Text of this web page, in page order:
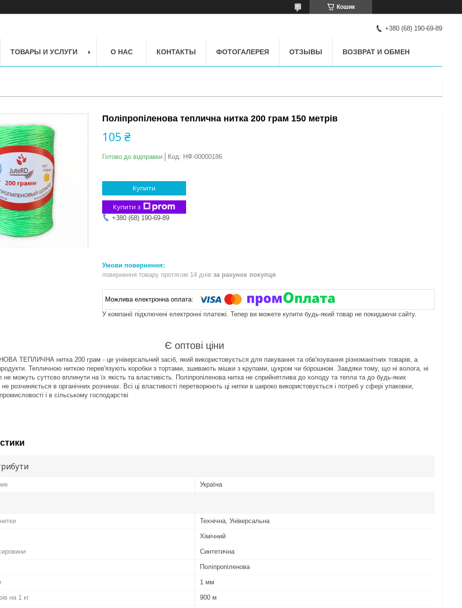
Кошик
+380 (68) 190-69-89
ТОВАРЫ И УСЛУГИ О НАС КОНТАКТЫ ФОТОГАЛЕРЕЯ ОТЗЫВЫ ВОЗВРАТ И ОБМЕН
Поліпропіленова теплична нитка 200 грам 150 метрів
105 ₴
Готово до відправки Код: НФ-00000186
Купити
Купити з
+380 (68) 190-69-89
повернення товару протягом 14 днів за рахунок покупця
У компанії підключені електронні платежі. Тепер ви можете купити будь-який товар не покидаючи сайту.
Є оптові ціни
ТЕПЛИЧНА нитка 200 грам - це універсальний засіб, який використовується для пакування та обв'язування різноманітних товарів, а
Тепличною ниткою перев'язують коробки з тортами, зшивають мішки з крупами, цукром чи борошном. Завдяки тому, що ні волога, ні
не можуть суттєво вплинути на їх якість та властивість. Поліпропіленова нитка не сприйнятлива до холоду та тепла та до будь-яких
розчиняється в органічних розчинах. Всі ці властивості перетворюють ці нитки в широко використовується і потреб у сфері упаковки,
і в сільському господарстві
Україна
Технічна, Універсальна
Хімічний
Синтетична
Поліпропіленова
1 мм
на 1 кг 900 м